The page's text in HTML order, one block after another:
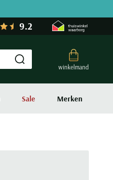
9.2
winkelmand
Submit search
Sale Merken